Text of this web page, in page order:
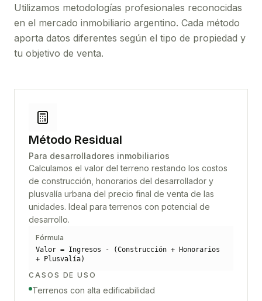
Utilizamos metodologías profesionales reconocidas
en el mercado inmobiliario argentino. Cada método
aporta datos diferentes según el tipo de propiedad y
tu objetivo de venta.
Método Residual
Para desarrolladores inmobiliarios
Calculamos el valor del terreno restando los costos
de construcción, honorarios del desarrollador y
plusvalía urbana del precio final de venta de las
unidades. Ideal para terrenos con potencial de
desarrollo.
Fórmula
Valor = Ingresos - (Construcción + Honorarios
+ Plusvalía)
CASOS DE USO
Terrenos con alta edificabilidad